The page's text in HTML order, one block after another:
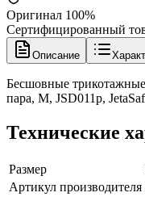
Оригинал 100%
Сертифицированный
Описание
Бесшовные
пара, M, JSD011p,
Технические
Размер
Артикул производителя